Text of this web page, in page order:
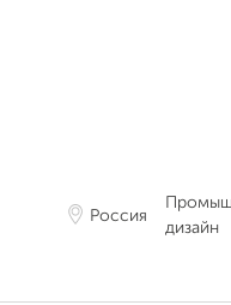
Россия
дизайн